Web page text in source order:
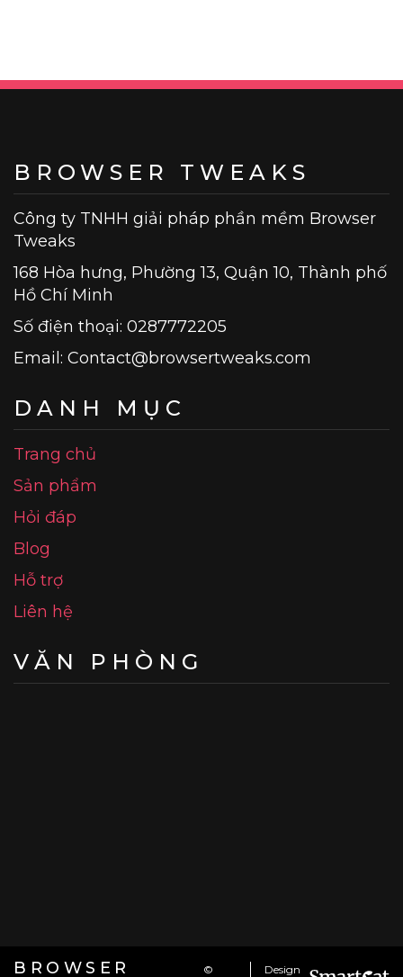
BROWSER TWEAKS
Công ty TNHH giải pháp phần mềm Browser
Tweaks
168 Hòa hưng, Phường 13, Quận 10, Thành phố
Hồ Chí Minh
Số điện thoại: 0287772205
Email: Contact@browsertweaks.com
DANH MỤC
Trang chủ
Sản phẩm
Hỏi đáp
Blog
Hỗ trợ
Liên hệ
VĂN PHÒNG
BROWSER
© Design